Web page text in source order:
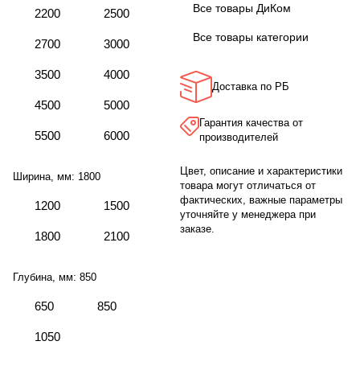
2200 2500
2700 3000
3500 4000
4500 5000
5500 6000
Ширина, мм: 1800
1200 1500
1800 2100
Глубина, мм: 850
650 850
1050
Все товары ДиКом
Все товары категории
Доставка по РБ
Гарантия качества от
производителей
Цвет, описание и характеристики
товара могут отличаться от
фактических, важные параметры
уточняйте у менеджера при
заказе.